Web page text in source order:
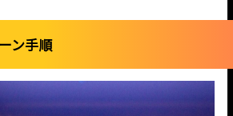
ン手順